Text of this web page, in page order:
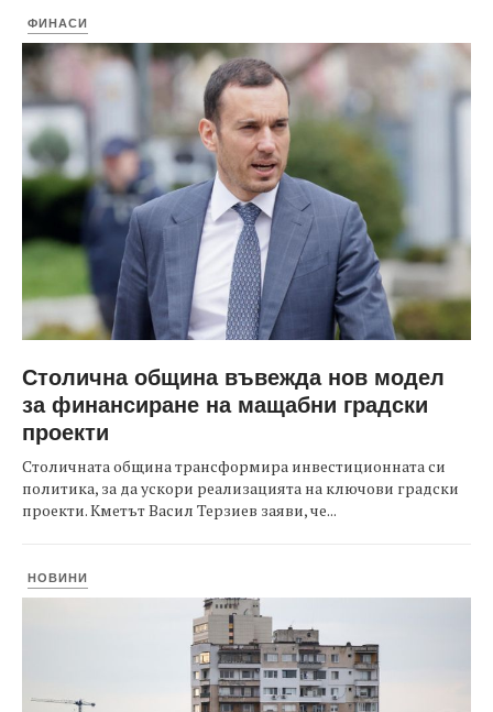
ФИНАСИ
Столична община въвежда нов модел
за финансиране на мащабни градски
проекти
Столичната община трансформира инвестиционната си
политика, за да ускори реализацията на ключови градски
проекти. Кметът Васил Терзиев заяви, че...
НОВИНИ